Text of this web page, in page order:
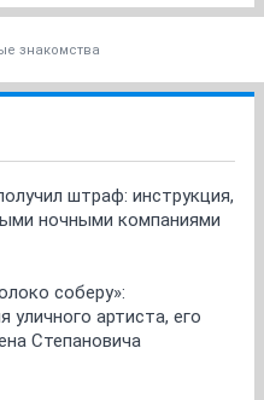
знакомства
штраф: инструкция,
ночными компаниями
соберу»:
уличного артиста, его
Степановича